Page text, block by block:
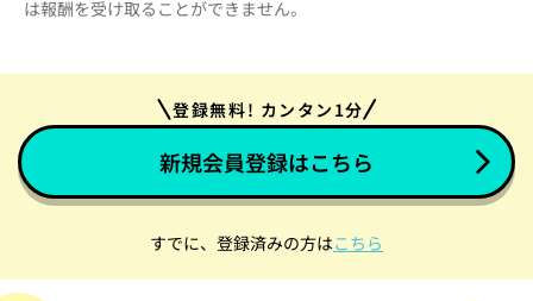
は報酬を受け取ることができません。
登録無料! カンタン1分
新規会員登録はこちら
すでに、登録済みの方はこちら